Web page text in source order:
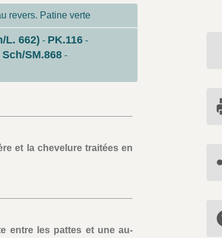
revers. Patine verte
L. 662) - PK.116 -
Sch/SM.868 -
et la chevelure traitées en
entre les pattes et une au-